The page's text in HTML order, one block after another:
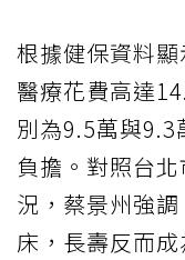
根據健保資料顯
醫療花費高達
別為9.5萬與9.3
負擔。對照台
況，蔡景州強
床，長壽反而